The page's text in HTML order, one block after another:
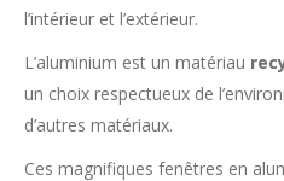
l’intérieur et l’extérieur.
L’aluminium est un matériau
un choix respectueux de
d’autres matériaux.
Ces magnifiques fenêtres en